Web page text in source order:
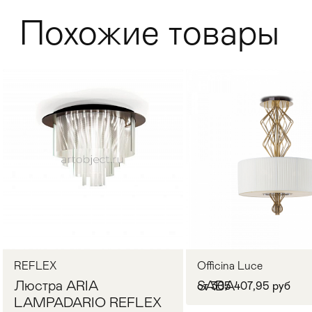
Стулья >
Похожие товары
REFLEX
Люстра ARIA
LAMPADARIO REFLEX
Officina Luce
SABA
от 305 407,95 руб